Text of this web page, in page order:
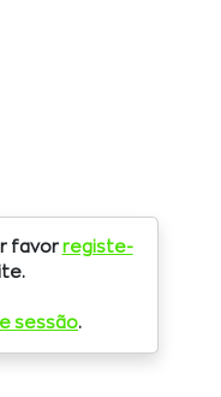
favor registe-
sessão.